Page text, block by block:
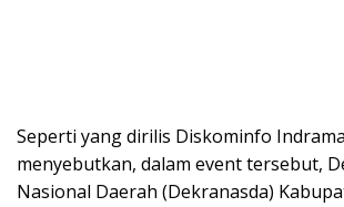
Seperti yang dirilis Diskominfo
menyebutkan, dalam event tersebut,
Nasional Daerah (Dekranasda)